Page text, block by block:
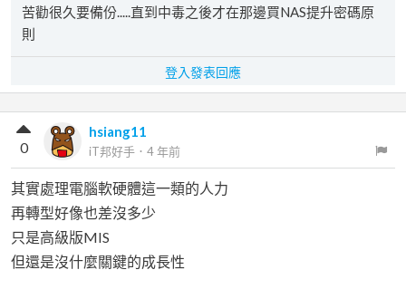
苦勸很久要備份.....直到中毒之後才在那邊買NAS提升密碼原
則
登入發表回應
hsiang11
iT邦好手 ． 4 年前
0
其實處理電腦軟硬體這一類的人力
再轉型好像也差沒多少
只是高級版MIS
但還是沒什麼關鍵的成長性